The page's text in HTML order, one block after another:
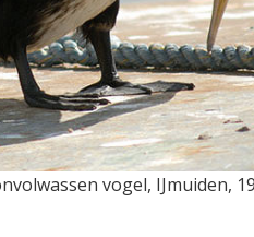
vogel, IJmuiden,